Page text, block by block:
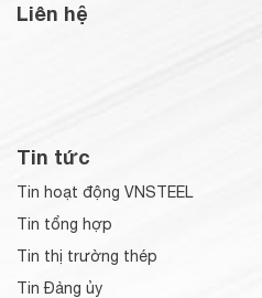
Liên hệ
Tin tức
Tin hoạt động VNSTEEL
Tin tổng hợp
Tin thị trường thép
Tin Đảng ủy